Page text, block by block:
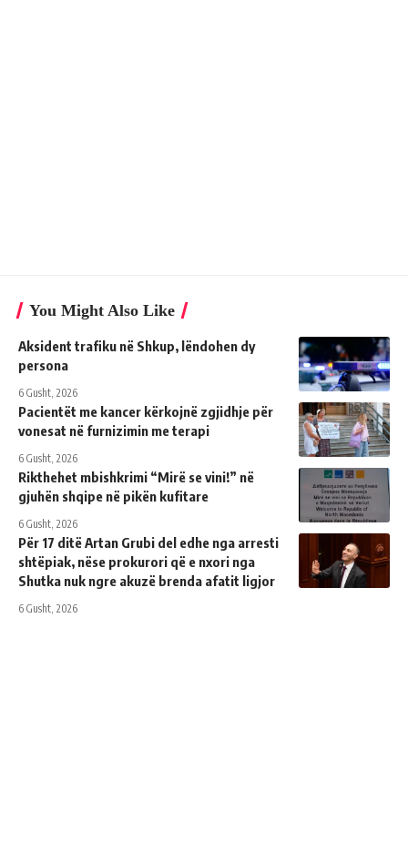
You Might Also Like
Aksident trafiku në Shkup, lëndohen dy
persona
6 Gusht, 2026
Pacientët me kancer kërkojnë zgjidhje për
vonesat në furnizimin me terapi
6 Gusht, 2026
Rikthehet mbishkrimi “Mirë se vini!” në
gjuhën shqipe në pikën kufitare
6 Gusht, 2026
Për 17 ditë Artan Grubi del edhe nga arresti
shtëpiak, nëse prokurori që e nxori nga
Shutka nuk ngre akuzë brenda afatit ligjor
6 Gusht, 2026